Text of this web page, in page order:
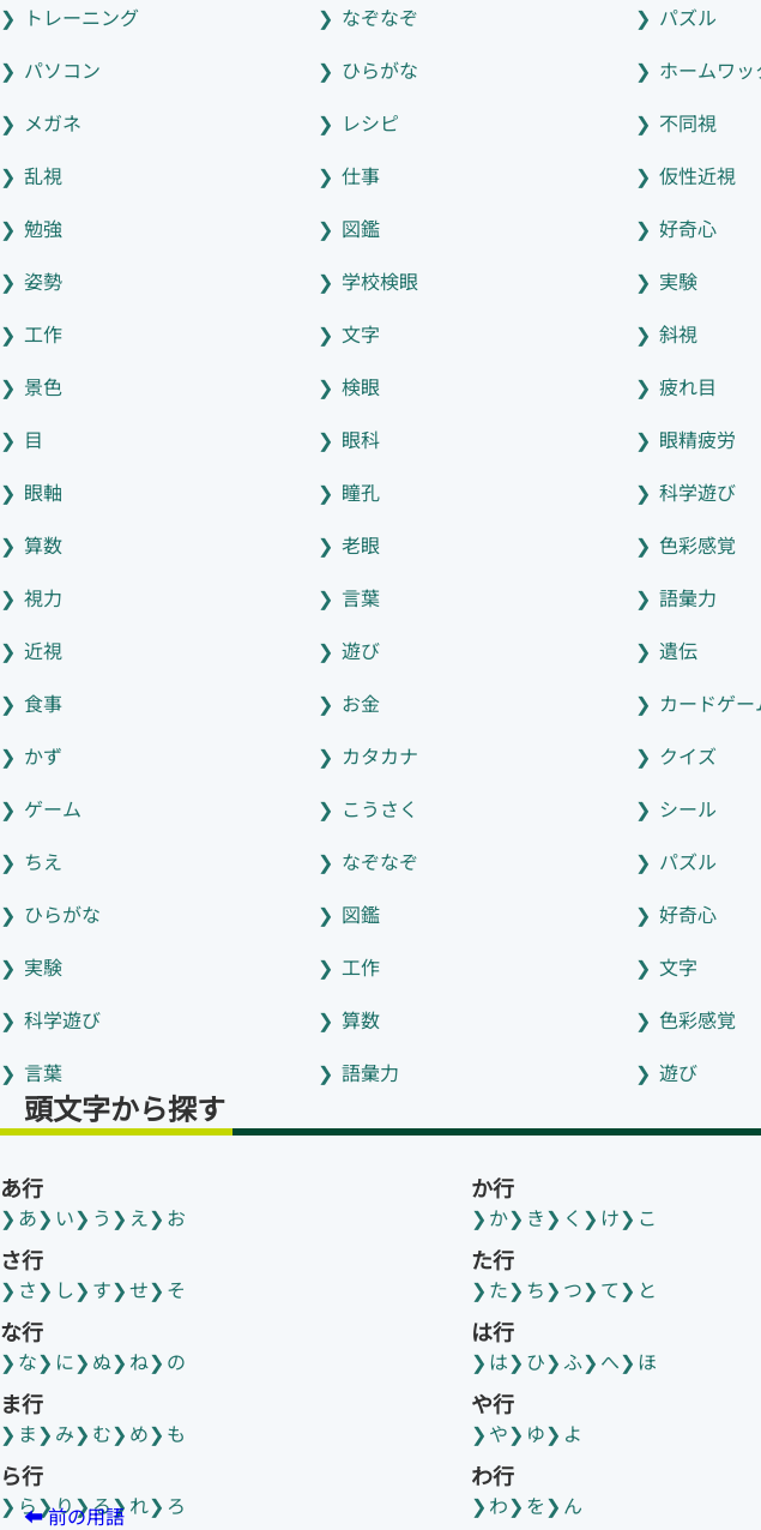
トレーニング
なぞなぞ
パズル
パソコン
ひらがな
ホームワッ
メガネ
レシピ
不同視
乱視
仕事
仮性近視
勉強
図鑑
好奇心
姿勢
学校検眼
実験
工作
文字
斜視
景色
検眼
疲れ目
目
眼科
眼精疲労
眼軸
瞳孔
科学遊び
算数
老眼
色彩感覚
視力
言葉
語彙力
近視
遊び
遺伝
食事
お金
カードゲー
かず
カタカナ
クイズ
ゲーム
こうさく
シール
ちえ
なぞなぞ
パズル
ひらがな
図鑑
好奇心
実験
工作
文字
科学遊び
算数
色彩感覚
言葉
語彙力 遊び
頭文字から探す
あ行
あ い う え お
か行
か き く け こ
さ行
さ し す せ そ
た行
た ち つ て と
な行
な に ぬ ね の
は行
は ひ ふ へ ほ
ま行
ま み む め も
や行
や ゆ よ
ら行
ら り る れ ろ
わ行
わ を ん